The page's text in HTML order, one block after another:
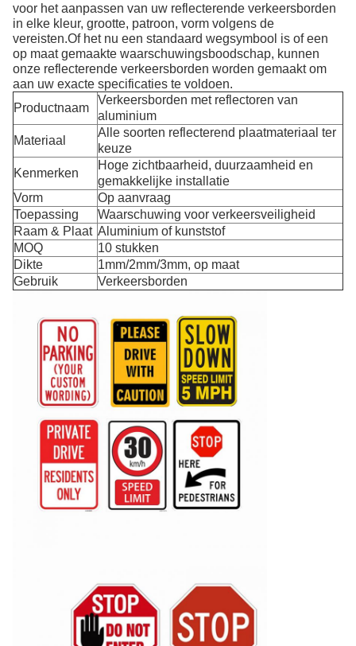
voor het aanpassen van uw reflecterende verkeersborden
in elke kleur, grootte, patroon, vorm volgens de
vereisten.Of het nu een standaard wegsymbool is of een
op maat gemaakte waarschuwingsboodschap, kunnen
onze reflecterende verkeersborden worden gemaakt om
aan uw exacte specificaties te voldoen.
Productnaam
Verkeersborden met reflectoren van
aluminium
Materiaal
Alle soorten reflecterend plaatmateriaal ter
keuze
Kenmerken
Hoge zichtbaarheid, duurzaamheid en
gemakkelijke installatie
Vorm
Op aanvraag
Toepassing
Waarschuwing voor verkeersveiligheid
Raam & Plaat Aluminium of kunststof
MOQ
10 stukken
Dikte
1mm/2mm/3mm, op maat
Gebruik
Verkeersborden